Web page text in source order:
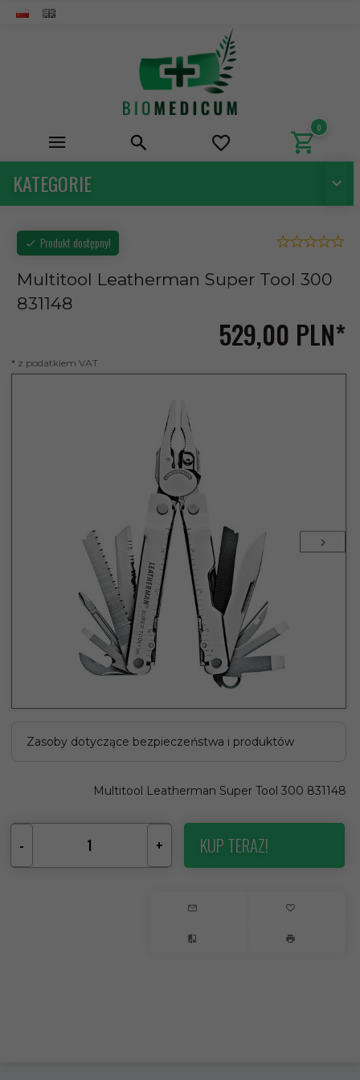
0
KATEGORIE
Produkt dostępny!
Multitool Leatherman Super Tool 300
831148
529,00 PLN*
* z podatkiem VAT
Zasoby dotyczące bezpieczeństwa i produktów
Multitool Leatherman Super Tool 300 831148
- + KUP TERAZ!